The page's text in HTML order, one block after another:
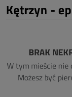
Kętrzyn -
BRAK
W tym mieście nie
Możesz być